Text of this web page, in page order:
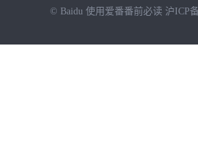
© Baidu 使用爱番番前必读 沪ICP